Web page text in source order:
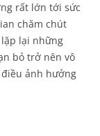
rất lớn tới sức
chăm chút
lại những
bỏ trở nên vô
ảnh hưởng